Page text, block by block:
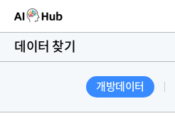
AI-Hub
데이터 찾기
개방데이터